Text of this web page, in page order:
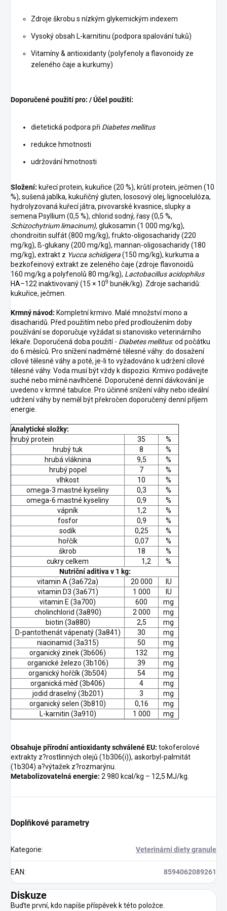
Zdroje škrobu s nízkým glykemickým indexem
Vysoký obsah L-karnitinu (podpora spalování tuků)
Vitamíny & antioxidanty (polyfenoly a flavonoidy ze
zeleného čaje a kurkumy)
Doporučené použití pro: / Účel použití:
dietetická podpora při Diabetes mellitus
redukce hmotnosti
udržování hmotnosti
Složení: kuřecí protein, kukuřice (20 %), krůtí protein, ječmen (10
%), sušená jablka, kukuřičný gluten, lososový olej, lignocelulóza,
hydrolyzovaná kuřecí játra, pivovarské kvasnice, slupky a
semena Psyllium (0,5 %), chlorid sodný, řasy (0,5 %,
Schizochytrium limacinum),glukosamin (1 000 mg/kg),
chondroitin sulfát (800 mg/kg), frukto-oligosacharidy (220
mg/kg), ß-glukany (200 mg/kg), mannan-oligosacharidy (180
mg/kg), extrakt z Yucca schidigera(150 mg/kg), kurkuma a
bezkofeinový extrakt ze zeleného čaje (zdroje flavonoidů
160 mg/kg a polyfenolů 80 mg/kg), Lactobacillus acidophilus
HA–122 inaktivovaný (15 × 109 buněk/kg). Zdroje sacharidů:
kukuřice, ječmen.
Krmný návod: Kompletní krmivo. Malé množství mono a
disacharidů. Před použitím nebo před prodloužením doby
používání se doporučuje vyžádat si stanovisko veterinárního
lékaře. Doporučená doba použití - Diabetes mellitus: od počátku
do 6 měsíců. Pro snížení nadměrné tělesné váhy: do dosažení
cílové tělesné váhy a poté, je-li to vyžadováno k udržení cílové
tělesné váhy. Voda musí být vždy k dispozici. Krmivo podávejte
suché nebo mírně navlhčené. Doporučené denní dávkování je
uvedeno v krmné tabulce. Pro účinné snížení váhy nebo ideální
udržení váhy by neměl být překročen doporučený denní příjem
energie.
Analytické složky:
hrubý protein
35
%
hrubý tuk
8
%
hrubá vláknina
9,5
%
hrubý popel
7
%
vlhkost
10
%
omega-3 mastné kyseliny
0,3
%
omega-6 mastné kyseliny
0,9
%
vápník
1,2
%
fosfor
0,9
%
sodík
0,25
%
hořčík
0,07
%
škrob
18
%
cukry celkem
1,2
%
Nutriční aditiva v 1 kg:
vitamin A (3a672a)
20 000
IU
vitamin D3 (3a671)
1 000
IU
vitamin E (3a700)
600
mg
cholinchlorid (3a890)
2 000
mg
biotin (3a880)
2,5
mg
D-pantothenát vápenatý (3a841)
30
mg
niacinamid (3a315)
50
mg
organický zinek (3b606)
132
mg
organické železo (3b106)
39
mg
organický hořčík (3b504)
54
mg
organická měď (3b406)
4
mg
jodid draselný (3b201)
3
mg
organický selen (3b810)
0,16
mg
L-karnitin (3a910)
1 000 mg
Obsahuje přírodní antioxidanty schválené EU: tokoferolové
extrakty z?rostlinných olejů (1b306(i)), askorbyl-palmitát
(1b304) a?výtažek z?rozmarýnu.
Metabolizovatelná energie: 2 980 kcal/kg – 12,5 MJ/kg.
Doplňkové parametry
Kategorie: Veterinární diety granule
EAN: 8594062089261
Diskuze
Buďte první, kdo napíše příspěvek k této položce.